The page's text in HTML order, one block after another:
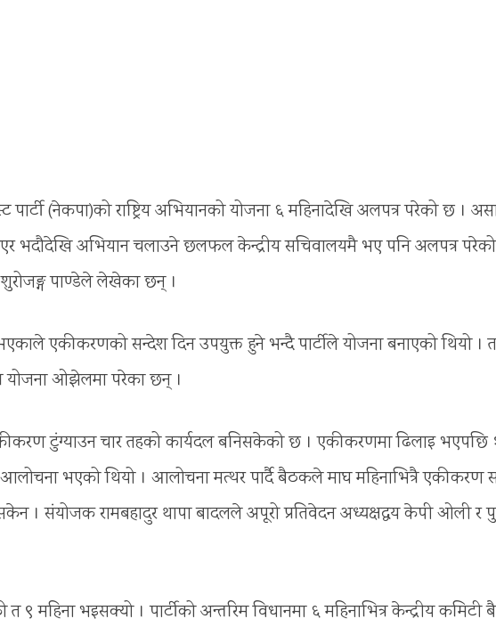
पार्टी (नेकपा)को राष्ट्रिय अभियानको योजना ६ महिनादेखि अलपत्र परेको छ ।
भदौदेखि अभियान चलाउने छलफल केन्द्रीय सचिवालयमै भए पनि अलपत्र
पाण्डेले लेखेका छन् ।
एकीकरणको सन्देश दिन उपयुक्त हुने भन्दै पार्टीले योजना बनाएको थियो ।
योजना ओझेलमा परेका छन् ।
टुंग्याउन चार तहको कार्यदल बनिसकेको छ । एकीकरणमा ढिलाइ भएपछि
भएको थियो । आलोचना मत्थर पार्दै बैठकले माघ महिनाभित्रै एकीकरण
। संयोजक रामबहादुर थापा बादलले अपूरो प्रतिवेदन अध्यक्षद्वय केपी ओली
महिना भइसक्यो । पार्टीको अन्तरिम विधानमा ६ महिनाभित्र केन्द्रीय कमिटी